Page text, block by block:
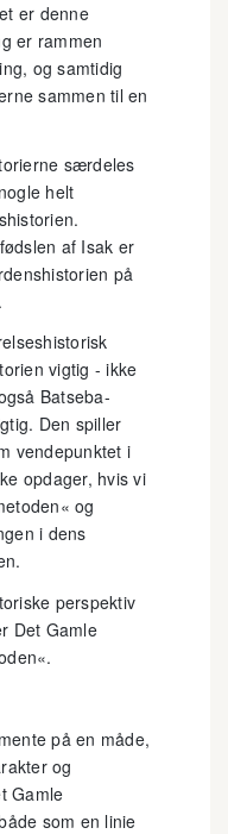
er denne
er rammen
og samtidig
sammen til en
særdeles
helt
af Isak er
på
vigtig - ikke
Batseba-
Den spiller
vendepunktet i
opdager, hvis vi
og
i dens
perspektiv
Det Gamle
på en måde,
og
Gamle
som en linie